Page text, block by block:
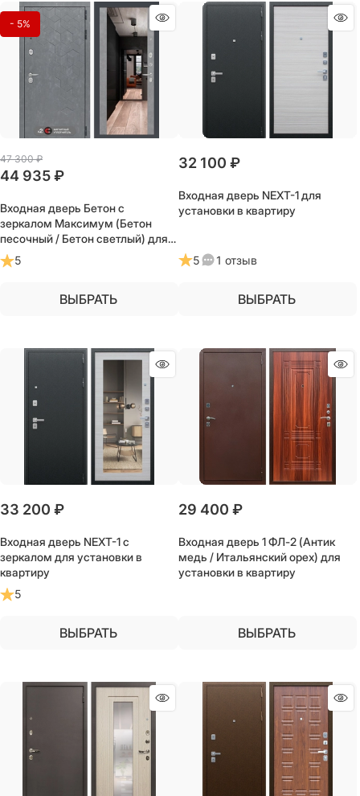
- 5%
47 300 ₽
44 935 ₽
Входная дверь Бетон с
зеркалом Максимум (Бетон
песочный / Бетон светлый) для
установки в квартиру
5
ВЫБРАТЬ
32 100 ₽
Входная дверь NEXT-1 для
установки в квартиру
5 1 отзыв
ВЫБРАТЬ
33 200 ₽
Входная дверь NEXT-1 с
зеркалом для установки в
квартиру
5
ВЫБРАТЬ
29 400 ₽
Входная дверь 1 ФЛ-2 (Антик
медь / Итальянский орех) для
установки в квартиру
ВЫБРАТЬ